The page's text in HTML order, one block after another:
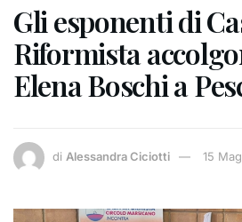
Gli esponenti di
Riformista
Elena Boschi a
di Alessandra Ciciotti 15